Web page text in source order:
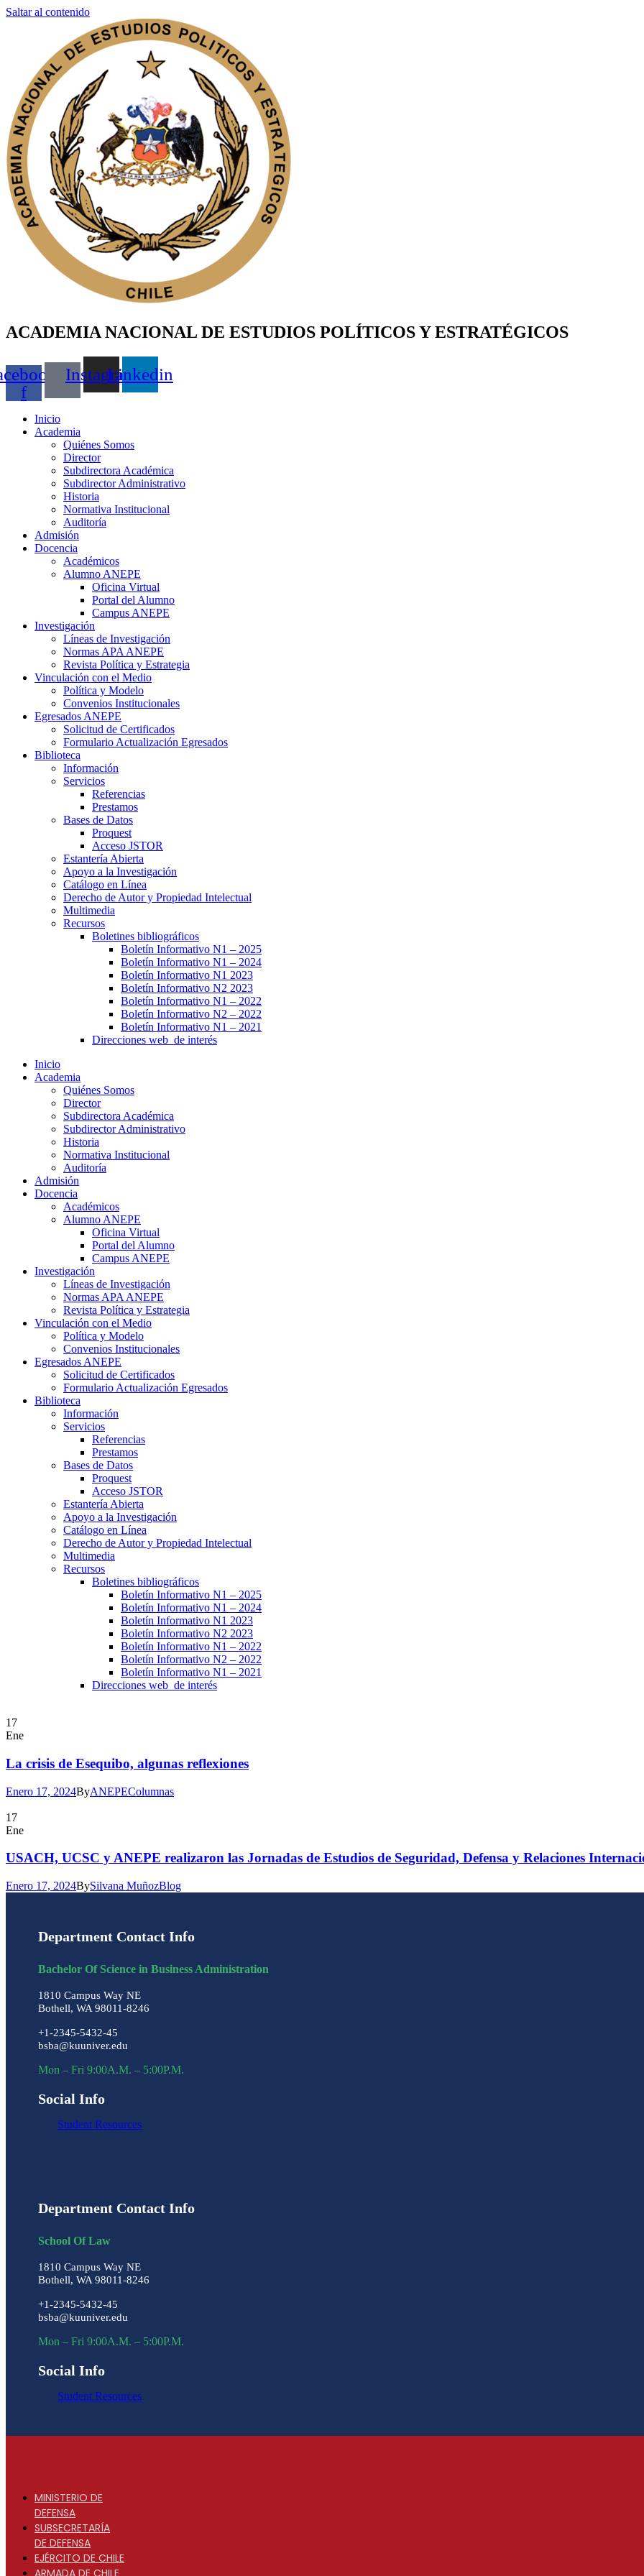
Saltar al contenido
ACADEMIA NACIONAL DE ESTUDIOS POLÍTICOS Y ESTRATÉGICOS
f
InstagramLinkedin
Inicio
Academia
Quiénes Somos
Director
Subdirectora Académica
Subdirector Administrativo
Historia
Normativa Institucional
Auditoría
Admisión
Docencia
Académicos
Alumno ANEPE
Oficina Virtual
Portal del Alumno
Campus ANEPE
Investigación
Líneas de Investigación
Normas APA ANEPE
Revista Política y Estrategia
Vinculación con el Medio
Política y Modelo
Convenios Institucionales
Egresados ANEPE
Solicitud de Certificados
Formulario Actualización Egresados
Biblioteca
Información
Servicios
Referencias
Prestamos
Bases de Datos
Proquest
Acceso JSTOR
Estantería Abierta
Apoyo a la Investigación
Catálogo en Línea
Derecho de Autor y Propiedad Intelectual
Multimedia
Recursos
Boletines bibliográficos
Boletín Informativo N1 – 2025
Boletín Informativo N1 – 2024
Boletín Informativo N1 2023
Boletín Informativo N2 2023
Boletín Informativo N1 – 2022
Boletín Informativo N2 – 2022
Boletín Informativo N1 – 2021
Direcciones web de interés
Inicio
Academia
Quiénes Somos
Director
Subdirectora Académica
Subdirector Administrativo
Historia
Normativa Institucional
Auditoría
Admisión
Docencia
Académicos
Alumno ANEPE
Oficina Virtual
Portal del Alumno
Campus ANEPE
Investigación
Líneas de Investigación
Normas APA ANEPE
Revista Política y Estrategia
Vinculación con el Medio
Política y Modelo
Convenios Institucionales
Egresados ANEPE
Solicitud de Certificados
Formulario Actualización Egresados
Biblioteca
Información
Servicios
Referencias
Prestamos
Bases de Datos
Proquest
Acceso JSTOR
Estantería Abierta
Apoyo a la Investigación
Catálogo en Línea
Derecho de Autor y Propiedad Intelectual
Multimedia
Recursos
Boletines bibliográficos
Boletín Informativo N1 – 2025
Boletín Informativo N1 – 2024
Boletín Informativo N1 2023
Boletín Informativo N2 2023
Boletín Informativo N1 – 2022
Boletín Informativo N2 – 2022
Boletín Informativo N1 – 2021
Direcciones web de interés
17
Ene
La crisis de Esequibo, algunas reflexiones
Enero 17, 2024ByANEPEColumnas
17
Ene
USACH, UCSC y ANEPE realizaron las Jornadas de Estudios de Seguridad, Defensa y Relaciones
Enero 17, 2024BySilvana MuñozBlog
Department Contact Info
Bachelor Of Science in Business Administration
1810 Campus Way NE
Bothell, WA 98011-8246
+1-2345-5432-45
bsba@kuuniver.edu
Mon – Fri 9:00A.M. – 5:00P.M.
Social Info
Student Resources
Department Contact Info
School Of Law
1810 Campus Way NE
Bothell, WA 98011-8246
+1-2345-5432-45
bsba@kuuniver.edu
Mon – Fri 9:00A.M. – 5:00P.M.
Social Info
Student Resources
MINISTERIO DE
DEFENSA
SUBSECRETARÍA
DE DEFENSA
EJÉRCITO DE CHILE